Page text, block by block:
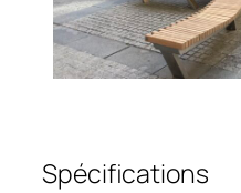
Spécifications